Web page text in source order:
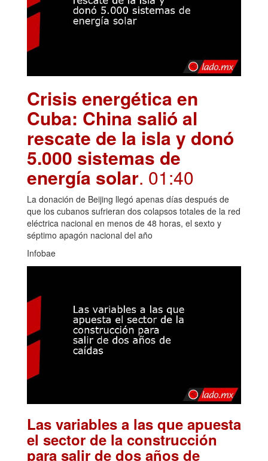
Crisis energética en
Cuba: China salió al
rescate de la isla y donó
5.000 sistemas de
energía solar. 01:40
La donación de Beijing llegó apenas días después de
que los cubanos sufrieran dos colapsos totales de la red
eléctrica nacional en menos de 48 horas, el sexto y
séptimo apagón nacional del año
Infobae
Las variables a las que apuesta
el sector de la construcción
para salir de dos años de